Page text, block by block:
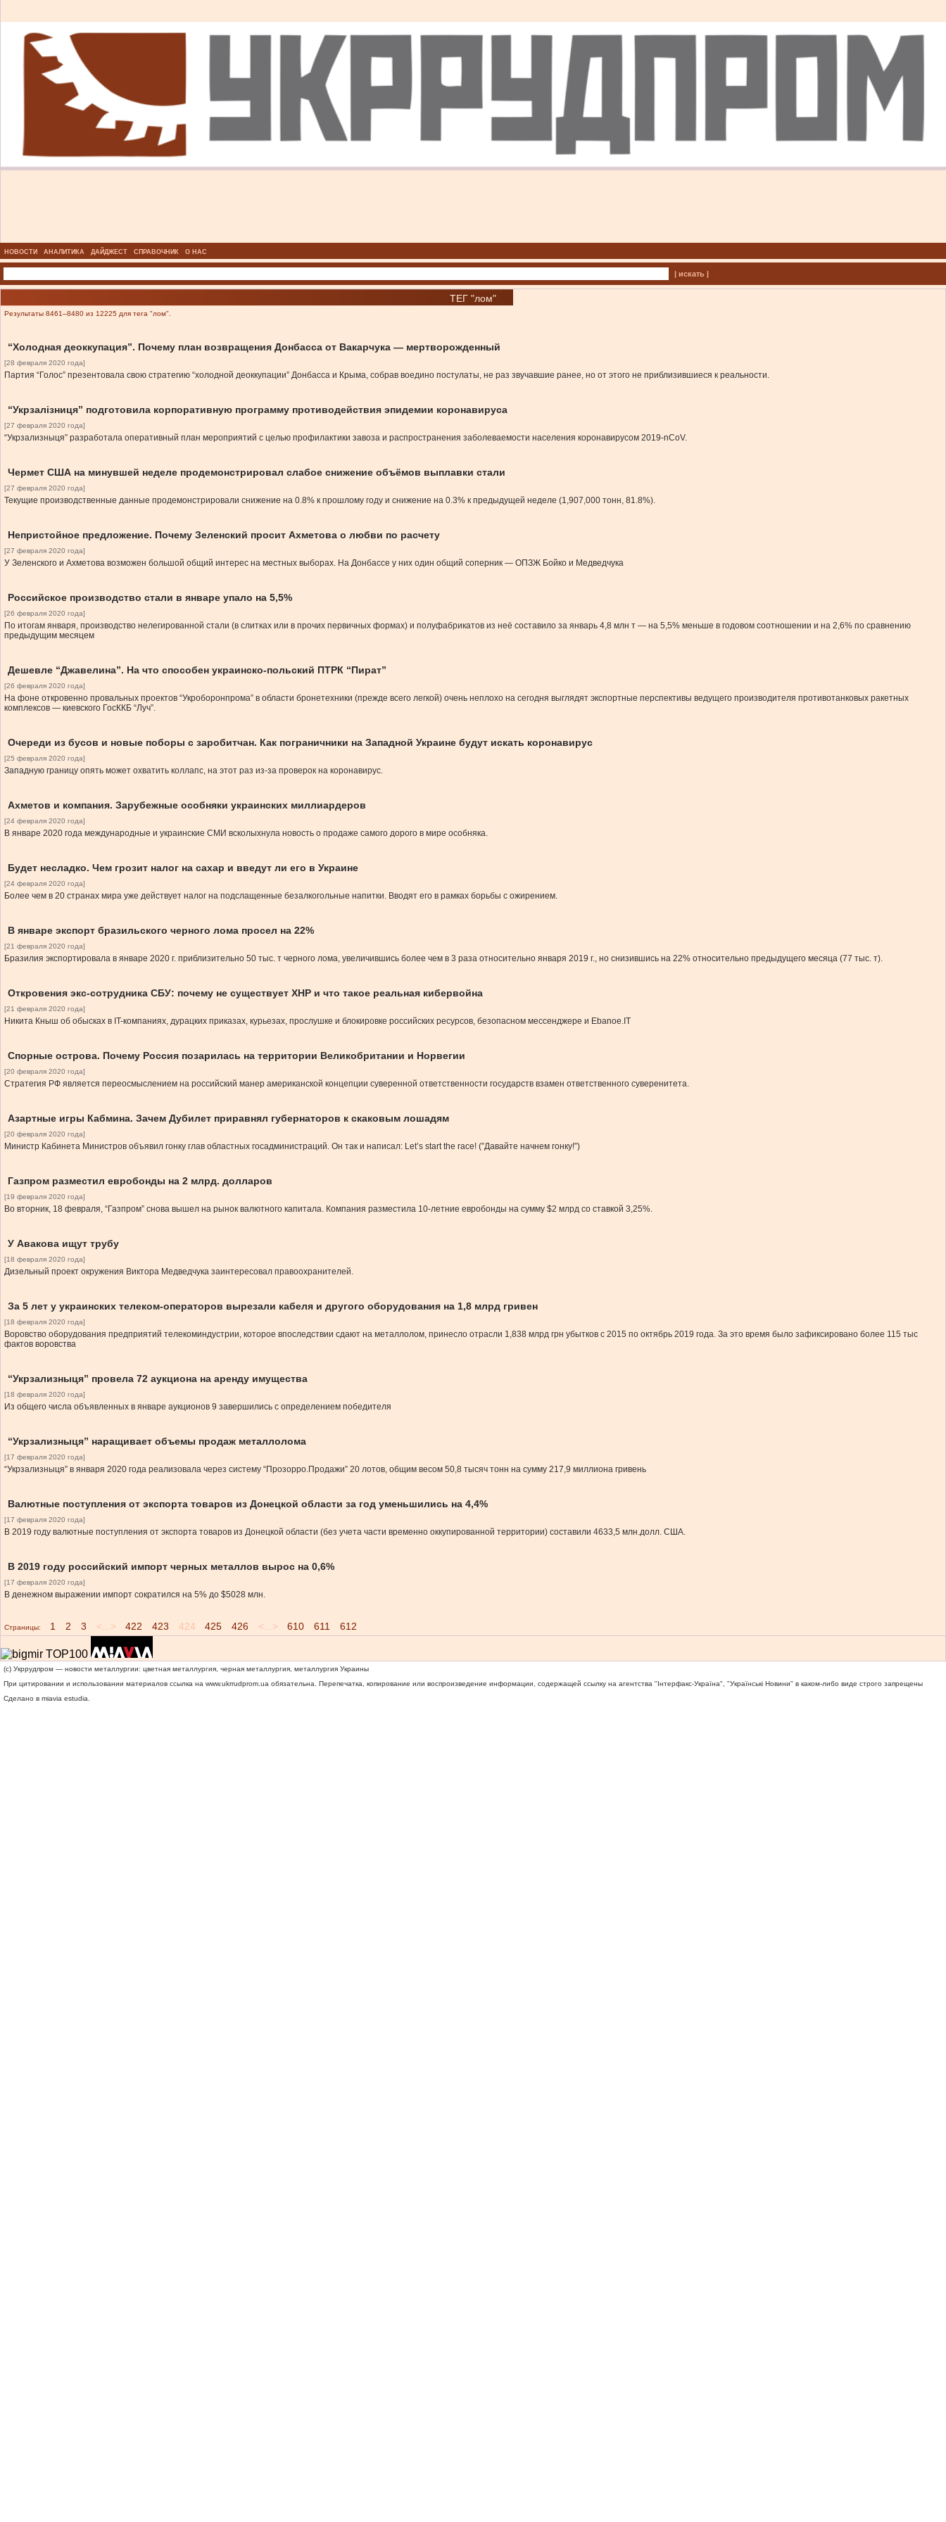
НОВОСТИ АНАЛИТИКА ДАЙДЖЕСТ СПРАВОЧНИК О НАС
| искать |
ТЕГ "лом"
Результаты 8461–8480 из 12225 для тега "лом".
“Холодная деоккупация”. Почему план возвращения Донбасса от Вакарчука — мертворожденный
[28 февраля 2020 года]
Партия “Голос” презентовала свою стратегию “холодной деоккупации” Донбасса и Крыма, собрав воедино постулаты, не раз звучавшие ранее, но от этого не приблизившиеся к реальности.
“Укрзалізниця” подготовила корпоративную программу противодействия эпидемии коронавируса
[27 февраля 2020 года]
“Укрзализныця” разработала оперативный план мероприятий с целью профилактики завоза и распространения заболеваемости населения коронавирусом 2019-nCoV.
Чермет США на минувшей неделе продемонстрировал слабое снижение объёмов выплавки стали
[27 февраля 2020 года]
Текущие производственные данные продемонстрировали снижение на 0.8% к прошлому году и снижение на 0.3% к предыдущей неделе (1,907,000 тонн, 81.8%).
Непристойное предложение. Почему Зеленский просит Ахметова о любви по расчету
[27 февраля 2020 года]
У Зеленского и Ахметова возможен большой общий интерес на местных выборах. На Донбассе у них один общий соперник — ОПЗЖ Бойко и Медведчука
Российское производство стали в январе упало на 5,5%
[26 февраля 2020 года]
По итогам января, производство нелегированной стали (в слитках или в прочих первичных формах) и полуфабрикатов из неё составило за январь 4,8 млн т — на 5,5% меньше в годовом соотношении и на 2,6% по сравнению
предыдущим месяцем
Дешевле “Джавелина”. На что способен украинско-польский ПТРК “Пират”
[26 февраля 2020 года]
На фоне откровенно провальных проектов “Укроборонпрома” в области бронетехники (прежде всего легкой) очень неплохо на сегодня выглядят экспортные перспективы ведущего производителя противотанковых ракетных
комплексов — киевского ГосККБ “Луч”.
Очереди из бусов и новые поборы с заробитчан. Как пограничники на Западной Украине будут искать коронавирус
[25 февраля 2020 года]
Западную границу опять может охватить коллапс, на этот раз из-за проверок на коронавирус.
Ахметов и компания. Зарубежные особняки украинских миллиардеров
[24 февраля 2020 года]
В январе 2020 года международные и украинские СМИ всколыхнула новость о продаже самого дорого в мире особняка.
Будет несладко. Чем грозит налог на сахар и введут ли его в Украине
[24 февраля 2020 года]
Более чем в 20 странах мира уже действует налог на подслащенные безалкогольные напитки. Вводят его в рамках борьбы с ожирением.
В январе экспорт бразильского черного лома просел на 22%
[21 февраля 2020 года]
Бразилия экспортировала в январе 2020 г. приблизительно 50 тыс. т черного лома, увеличившись более чем в 3 раза относительно января 2019 г., но снизившись на 22% относительно предыдущего месяца (77 тыс. т).
Откровения экс-сотрудника СБУ: почему не существует ХНР и что такое реальная кибервойна
[21 февраля 2020 года]
Никита Кныш об обысках в IT-компаниях, дурацких приказах, курьезах, прослушке и блокировке российских ресурсов, безопасном мессенджере и Ebanoe.IT
Спорные острова. Почему Россия позарилась на территории Великобритании и Норвегии
[20 февраля 2020 года]
Стратегия РФ является переосмыслением на российский манер американской концепции суверенной ответственности государств взамен ответственного суверенитета.
Азартные игры Кабмина. Зачем Дубилет приравнял губернаторов к скаковым лошадям
[20 февраля 2020 года]
Министр Кабинета Министров объявил гонку глав областных госадминистраций. Он так и написал: Let’s start the race! (”Давайте начнем гонку!”)
Газпром разместил евробонды на 2 млрд. долларов
[19 февраля 2020 года]
Во вторник, 18 февраля, “Газпром” снова вышел на рынок валютного капитала. Компания разместила 10-летние евробонды на сумму $2 млрд со ставкой 3,25%.
У Авакова ищут трубу
[18 февраля 2020 года]
Дизельный проект окружения Виктора Медведчука заинтересовал правоохранителей.
За 5 лет у украинских телеком-операторов вырезали кабеля и другого оборудования на 1,8 млрд гривен
[18 февраля 2020 года]
Воровство оборудования предприятий телекоминдустрии, которое впоследствии сдают на металлолом, принесло отрасли 1,838 млрд грн убытков с 2015 по октябрь 2019 года. За это время было зафиксировано более 115 тыс
фактов воровства
“Укрзализныця” провела 72 аукциона на аренду имущества
[18 февраля 2020 года]
Из общего числа объявленных в январе аукционов 9 завершились с определением победителя
“Укрзализныця” наращивает объемы продаж металлолома
[17 февраля 2020 года]
“Укрзализныця” в января 2020 года реализовала через систему “Прозорро.Продажи” 20 лотов, общим весом 50,8 тысяч тонн на сумму 217,9 миллиона гривень
Валютные поступления от экспорта товаров из Донецкой области за год уменьшились на 4,4%
[17 февраля 2020 года]
В 2019 году валютные поступления от экспорта товаров из Донецкой области (без учета части временно оккупированной территории) составили 4633,5 млн.долл. США.
В 2019 году российский импорт черных металлов вырос на 0,6%
[17 февраля 2020 года]
В денежном выражении импорт сократился на 5% до $5028 млн.
Страницы: 1 2 3 <...> 422 423 424 425 426 <...> 610 611 612
(c) Укррудпром — новости металлургии: цветная металлургия, черная металлургия, металлургия Украины
При цитировании и использовании материалов ссылка на www.ukrrudprom.ua обязательна. Перепечатка, копирование или воспроизведение информации, содержащей ссылку на агентства "Iнтерфакс-Україна", "Українськi Новини" в каком-либо виде строго запрещены
Сделано в miavia estudia.